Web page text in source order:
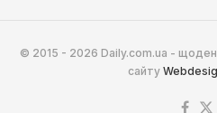
© 2015 - 2026 Daily.com.ua -
сайту